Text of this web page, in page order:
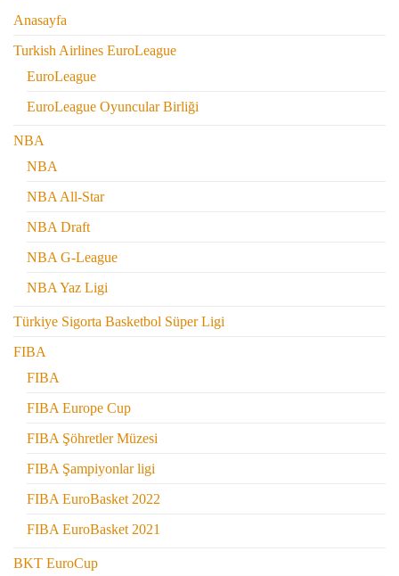
Anasayfa
Turkish Airlines EuroLeague
EuroLeague
EuroLeague Oyuncular Birliği
NBA
NBA
NBA All-Star
NBA Draft
NBA G-League
NBA Yaz Ligi
Türkiye Sigorta Basketbol Süper Ligi
FIBA
FIBA
FIBA Europe Cup
FIBA Şöhretler Müzesi
FIBA Şampiyonlar ligi
FIBA EuroBasket 2022
FIBA EuroBasket 2021
BKT EuroCup